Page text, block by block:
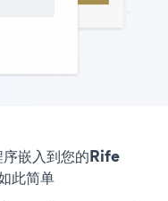
嵌入到您的Rife
此简单